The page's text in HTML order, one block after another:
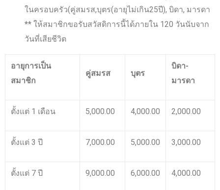
ในครอบครัว(คู่สมรส,บุตร(อายุไม่เกิน25ปี), บิดา, มารดา
** ให้สมาชิกขอรับสวัสดิการนี้ได้ภายใน 120 วันนับจาก
วันที่เสียชีวิต
อายุการเป็น
สมาชิก
คู่สมรส บุตร
บิดา-
มารดา
ตั้งแต่ 1 เดือน 5,000.00 4,000.00 2,000.00
ตั้งแต่ 3 ปี 7,000.00 5,000.00 3,000.00
ตั้งแต่ 7 ปี 9,000.00 6,000.00 4,000.00